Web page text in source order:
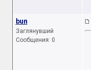
bun
Заглянувший
Сообщения: 0